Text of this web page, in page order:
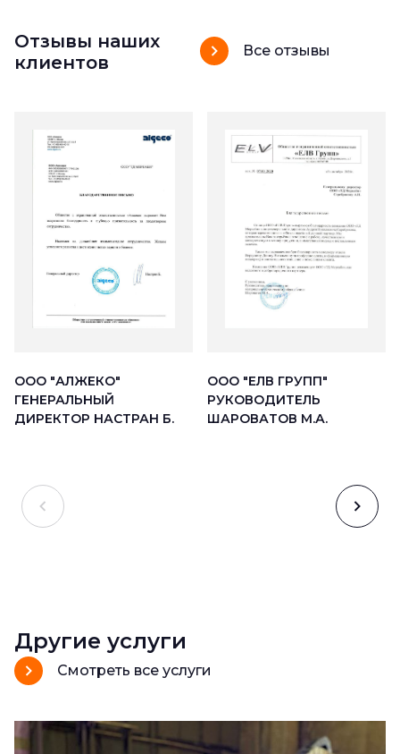
Отзывы наших
клиентов
Все отзывы
ООО "АЛЖЕКО"
ГЕНЕРАЛЬНЫЙ
ДИРЕКТОР НАСТРАН Б.
ООО "ЕЛВ ГРУПП"
РУКОВОДИТЕЛЬ
ШАРОВАТОВ М.А.
Другие услуги
Смотреть все услуги